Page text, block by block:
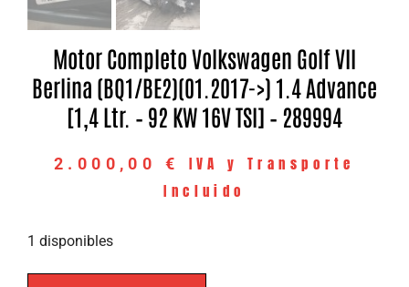
Motor Completo Volkswagen Golf VII
Berlina (BQ1/BE2)(01.2017->) 1.4 Advance
[1,4 Ltr. – 92 KW 16V TSI] – 289994
2.000,00 €
IVA y Transporte
Incluido
1 disponibles